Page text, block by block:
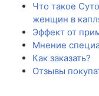
Что такое
женщин в
Эффект от
Мнение
Как заказать?
Отзывы